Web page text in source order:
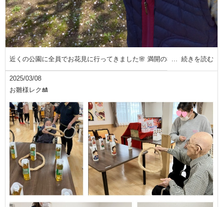
近くの公園に全員でお花見に行ってきました🌸 満開の桜 続きを読む
2025/03/08
お雛様レク🎎